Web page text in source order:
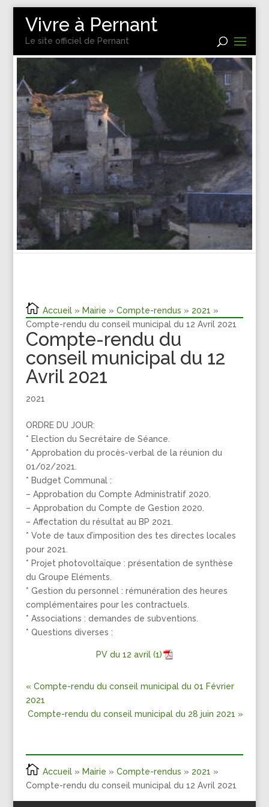
Vivre à Pernant
Le site officiel de Pernant
Accueil» Mairie » Compte-rendus » 2021 »
Compte-rendu du conseil municipal du 12 Avril 2021
Compte-rendu du
conseil municipal du 12
Avril 2021
2021
ORDRE DU JOUR:
* Election du Secrétaire de Séance.
* Approbation du procès-verbal de la réunion du
01/02/2021.
* Budget Communal :
– Approbation du Compte Administratif 2020.
– Approbation du Compte de Gestion 2020.
– Affectation du résultat au BP 2021.
* Vote de taux d’imposition des tes directes locales
pour 2021.
* Projet photovoltaïque : présentation de synthèse
du Groupe Eléments.
* Gestion du personnel : rémunération des heures
complémentaires pour les contractuels.
* Associations : demandes de subventions.
* Questions diverses :
PV du 12 avril (1)
« Compte-rendu du conseil municipal du 01 Février
2021
Compte-rendu du conseil municipal du 28 juin 2021 »
Accueil» Mairie » Compte-rendus » 2021 »
Compte-rendu du conseil municipal du 12 Avril 2021